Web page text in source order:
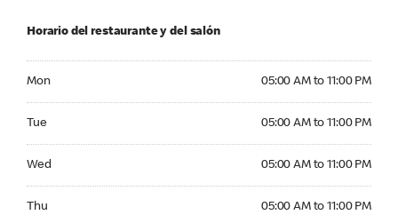
Horario del restaurante y del salón
Mon 05:00 AM to 11:00 PM
Tue 05:00 AM to 11:00 PM
Wed 05:00 AM to 11:00 PM
Thu 05:00 AM to 11:00 PM